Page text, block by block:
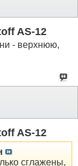
AS-12
- верхнюю,
AS-12
сглажены,